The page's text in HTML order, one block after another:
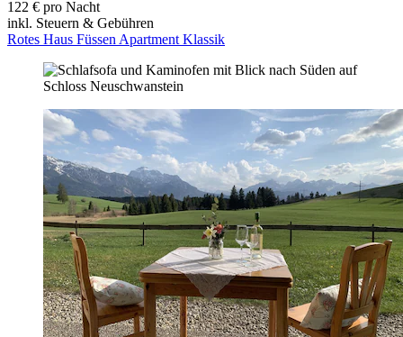
122 € pro Nacht
inkl. Steuern & Gebühren
Rotes Haus Füssen Apartment Klassik